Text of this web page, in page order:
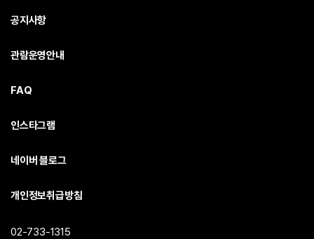
공지사항
관람운영안내
FAQ
인스타그램
네이버 블로그
개인정보취급방침
02-733-1315